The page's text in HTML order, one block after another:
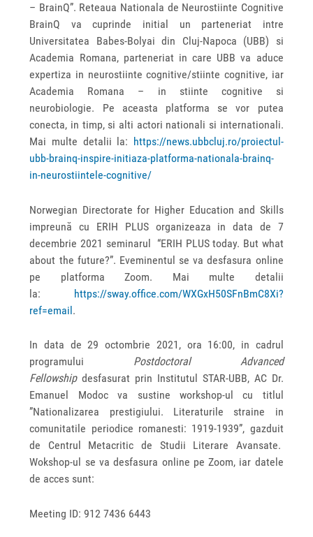
– BrainQ”. Reteaua Nationala de Neurostiinte Cognitive
BrainQ va cuprinde initial un parteneriat intre
Universitatea Babes-Bolyai din Cluj-Napoca (UBB) si
Academia Romana, parteneriat in care UBB va aduce
expertiza in neurostiinte cognitive/stiinte cognitive, iar
Academia Romana – in stiinte cognitive si
neurobiologie. Pe aceasta platforma se vor putea
conecta, in timp, si alti actori nationali si internationali.
Mai multe detalii la: https://news.ubbcluj.ro/proiectul-
ubb-brainq-inspire-initiaza-platforma-nationala-brainq-
in-neurostiintele-cognitive/
Norwegian Directorate for Higher Education and Skills
impreună cu ERIH PLUS organizeaza in data de 7
decembrie 2021 seminarul “ERIH PLUS today. But what
about the future?”. Eveminentul se va desfasura online
pe platforma Zoom. Mai multe detalii
la: https://sway.office.com/WXGxH50SFnBmC8Xi?
ref=email.
In data de 29 octombrie 2021, ora 16:00, in cadrul
programului Postdoctoral Advanced
Fellowshipdesfasurat prin Institutul STAR-UBB, AC Dr.
Emanuel Modoc va sustine workshop-ul cu titlul
”Nationalizarea prestigiului. Literaturile straine in
comunitatile periodice romanesti: 1919-1939”, gazduit
de Centrul Metacritic de Studii Literare Avansate.
Wokshop-ul se va desfasura online pe Zoom, iar datele
de acces sunt:
Meeting ID: 912 7436 6443